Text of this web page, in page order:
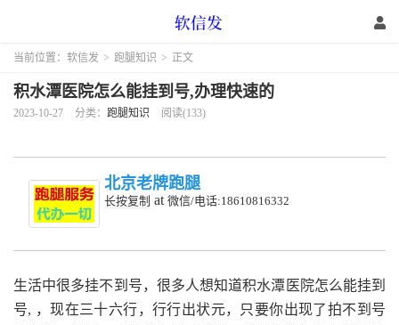
当前位置： 软信发 > 跑腿知识 > 正文
积水潭医院怎么能挂到号,办理快速的
2023-10-27 分类： 跑腿知识 阅读(133)
北京老牌跑腿
长按复制 at 微信/电话:18610816332
生活中很多挂不到号，很多人想知道积水潭医院怎么能挂到
号, ，现在三十六行，行行出状元，只要你出现了拍不到号